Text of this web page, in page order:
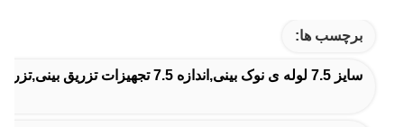
برچسب ها:
سایز 7.5 لوله ی نوک بینی,اندازه 7.5 تجهیزات تزریق بینی,تزریق پیش سازان به داخل بینی